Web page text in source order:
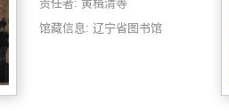
责任者: 黄楫清等
馆藏信息: 辽宁省图书馆